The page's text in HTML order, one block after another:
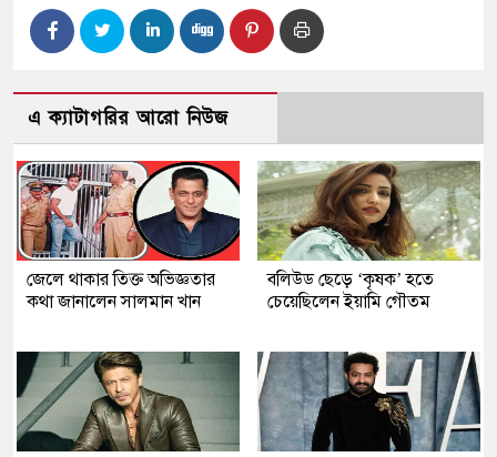
এ ক্যাটাগরির আরো নিউজ
জেলে থাকার তিক্ত অভিজ্ঞতার
কথা জানালেন সালমান খান
বলিউড ছেড়ে ‘কৃষক’ হতে
চেয়েছিলেন ইয়ামি গৌতম